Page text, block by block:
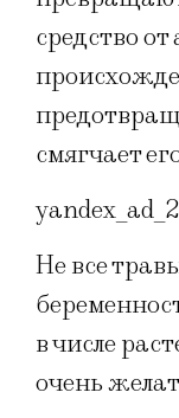
средство
смягчает
yandex_ad_2
Не все
в числе
очень